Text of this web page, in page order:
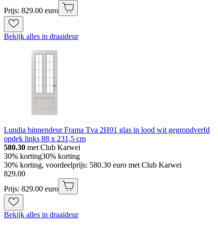
Prijs: 829.00 euro
Bekijk alles in draaideur
Lundia binnendeur Frama Tva 2H01 glas in lood wit gegrondverfd
opdek links 88 x 231,5 cm
580.30 met Club Karwei
30% korting30% korting
30% korting, voordeelprijs: 580.30 euro met Club Karwei
829.00
Prijs: 829.00 euro
Bekijk alles in draaideur